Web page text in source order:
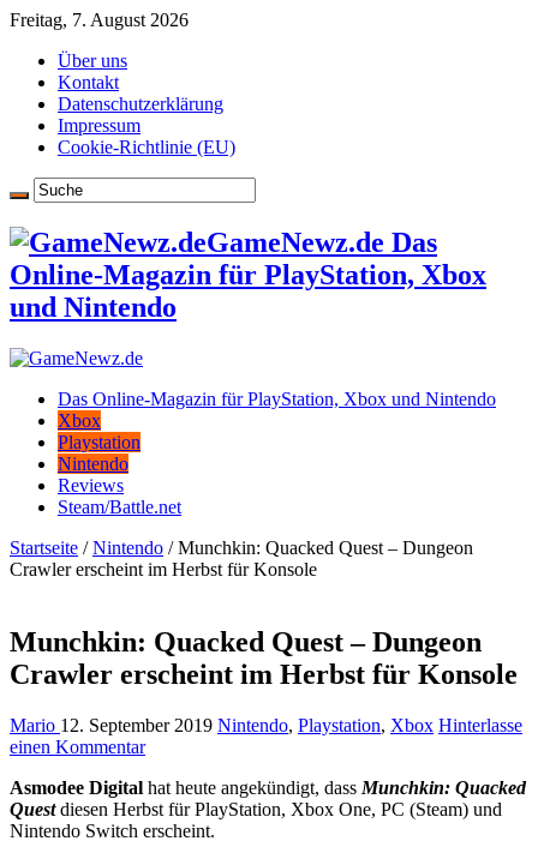
Freitag, 7. August 2026
Über uns
Kontakt
Datenschutzerklärung
Impressum
Cookie-Richtlinie (EU)
GameNewz.de Das
Online-Magazin für PlayStation, Xbox
und Nintendo
Das Online-Magazin für PlayStation, Xbox und Nintendo
Xbox
Playstation
Nintendo
Reviews
Steam/Battle.net
Startseite / Nintendo / Munchkin: Quacked Quest – Dungeon
Crawler erscheint im Herbst für Konsole
Munchkin: Quacked Quest – Dungeon
Crawler erscheint im Herbst für Konsole
Mario 12. September 2019 Nintendo, Playstation, Xbox Hinterlasse
einen Kommentar
Asmodee Digital hat heute angekündigt, dass Munchkin: Quacked
Questdiesen Herbst für PlayStation, Xbox One, PC (Steam) und
Nintendo Switch erscheint.